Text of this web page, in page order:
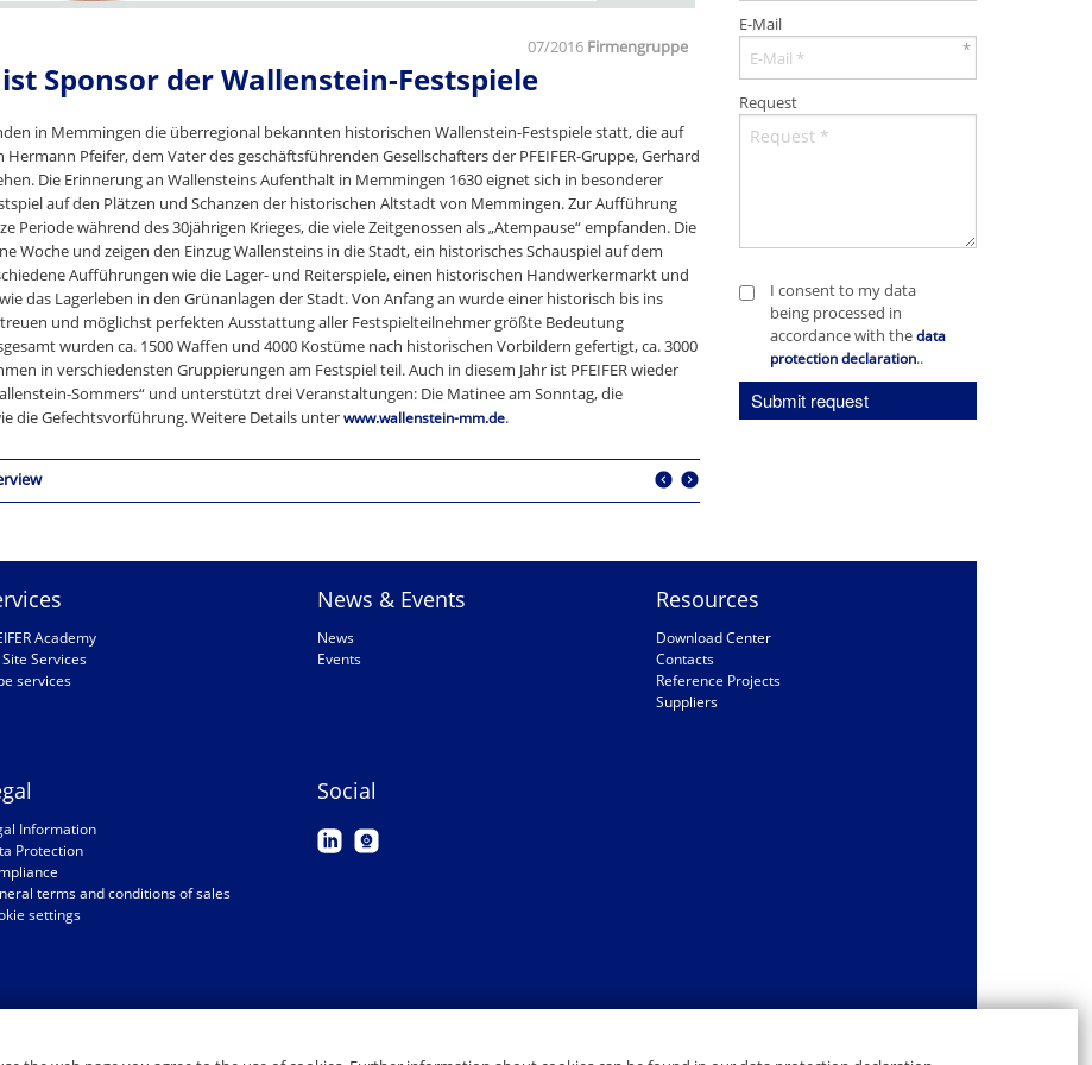
ist Sponsor der Wallenstein-Festspiele
07/2016 Firmengruppe
in Memmingen die überregional bekannten historischen Wallenstein-Festspiele statt, die auf
Pfeifer, dem Vater des geschäftsführenden Gesellschafters der PFEIFER-Gruppe, Gerhard
Die Erinnerung an Wallensteins Aufenthalt in Memmingen 1630 eignet sich in besonderer
auf den Plätzen und Schanzen der historischen Altstadt von Memmingen. Zur Aufführung
Periode während des 30jährigen Krieges, die viele Zeitgenossen als „Atempause“ empfanden. Die
Woche und zeigen den Einzug Wallensteins in die Stadt, ein historisches Schauspiel auf dem
Aufführungen wie die Lager- und Reiterspiele, einen historischen Handwerkermarkt und
das Lagerleben in den Grünanlagen der Stadt. Von Anfang an wurde einer historisch bis ins
und möglichst perfekten Ausstattung aller Festspielteilnehmer größte Bedeutung
wurden ca. 1500 Waffen und 4000 Kostüme nach historischen Vorbildern gefertigt, ca. 3000
in verschiedensten Gruppierungen am Festspiel teil. Auch in diesem Jahr ist PFEIFER wieder
Sommers“ und unterstützt drei Veranstaltungen: Die Matinee am Sonntag, die
die Gefechtsvorführung. Weitere Details unterwww.wallenstein-mm.de.
E-Mail
*
Request
I consent to my data
being processed in
accordance with thedata
protection declaration..
Submit request
Academy
Services
services
News & Events
News
Events
Resources
Download Center
Contacts
Reference Projects
Suppliers
Information
Protection
terms and conditions of sales
settings
Social